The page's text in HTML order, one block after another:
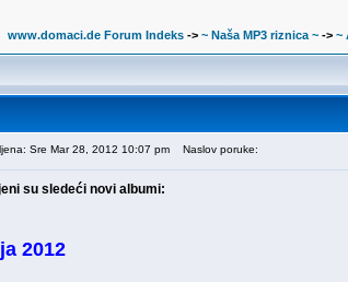
www.domaci.de Forum Indeks-> ~ Naša MP3 riznica ~-> ~
Sre Mar 28, 2012 10:07 pm Naslov poruke:
su sledeći novi albumi:
2012